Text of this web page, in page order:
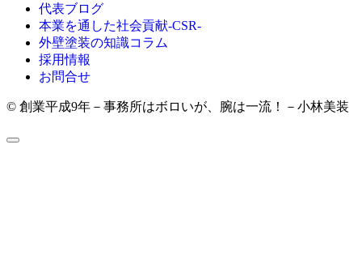
代表ブログ
本業を通した社会貢献-CSR-
外壁塗装の知識コラム
採用情報
お問合せ
© 創業平成9年－事務所はボロいが、腕は一流！－小林美装